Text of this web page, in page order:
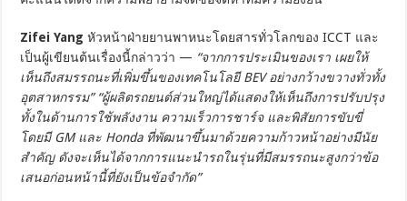
Zifei Yangหัวหน้าฝ่ายยานพาหนะโดยสารทั่วโลกของ ICCT และ
เป็นผู้เขียนต้นเรื่องนี้กล่าวว่า — “จากการประเมินของเรา เผยให้
เห็นถึงสมรรถนะที่เพิ่มขึ้นของเทคโนโลยี BEV อย่างกว้างขวางทั่วทั้ง
อุตสาหกรรม” “ผู้ผลิตรถยนต์ส่วนใหญ่ได้แสดงให้เห็นถึงการปรับปรุง
ทั้งในด้านการใช้พลังงาน ความเร็วการชาร์จ และพิสัยการขับขี่
โดยมี GM และ Honda ที่พัฒนาขึ้นมาด้วยความก้าวหน้าอย่างมีนัย
สำคัญ ดังจะเห็นได้จากการแนะนำรถในรุ่นที่มีสมรรถนะสูงกว่าข้อ
เสนอก่อนหน้านี้ที่ยังเป็นข้อจำกัด”